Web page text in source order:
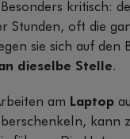
kritisch:
Stunden, oft die
sie sich auf den
dieselbe Stelle.
am Laptop
kann